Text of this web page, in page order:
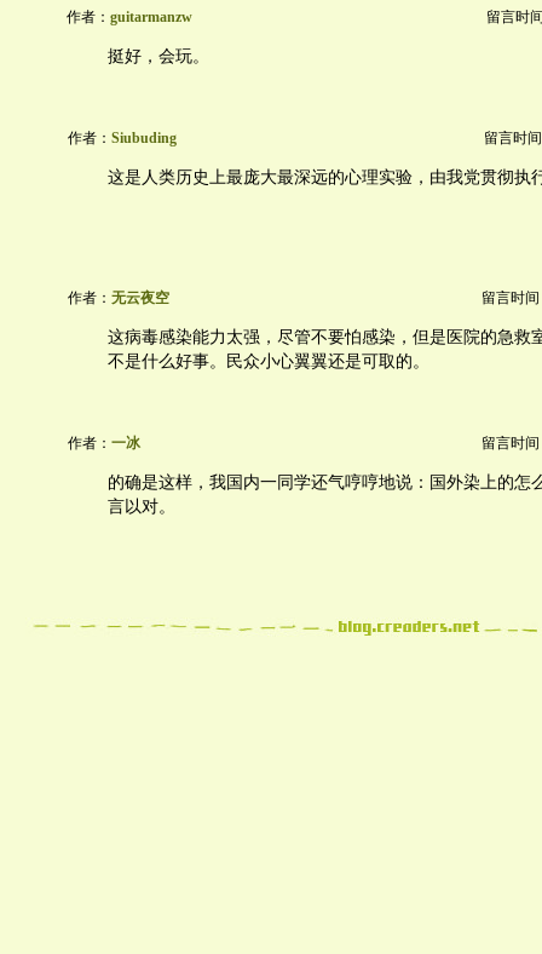
作者： guitarmanzw 留言时
挺好，会玩。
作者： Siubuding 留言时
这是人类历史上最庞大最深远的心理实验，由我党贯彻执
作者： 无云夜空 留言时间
这病毒感染能力太强，尽管不要怕感染，但是医院的急救
不是什么好事。民众小心翼翼还是可取的。
作者： 一冰 留言时间
的确是这样，我国内一同学还气哼哼地说：国外染上的怎
言以对。